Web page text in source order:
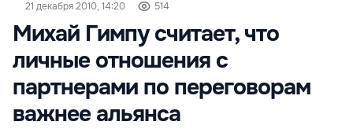
21 декабря 2010, 14:20 514
Михай Гимпу считает, что
личные отношения с
партнерами по переговорам
важнее альянса